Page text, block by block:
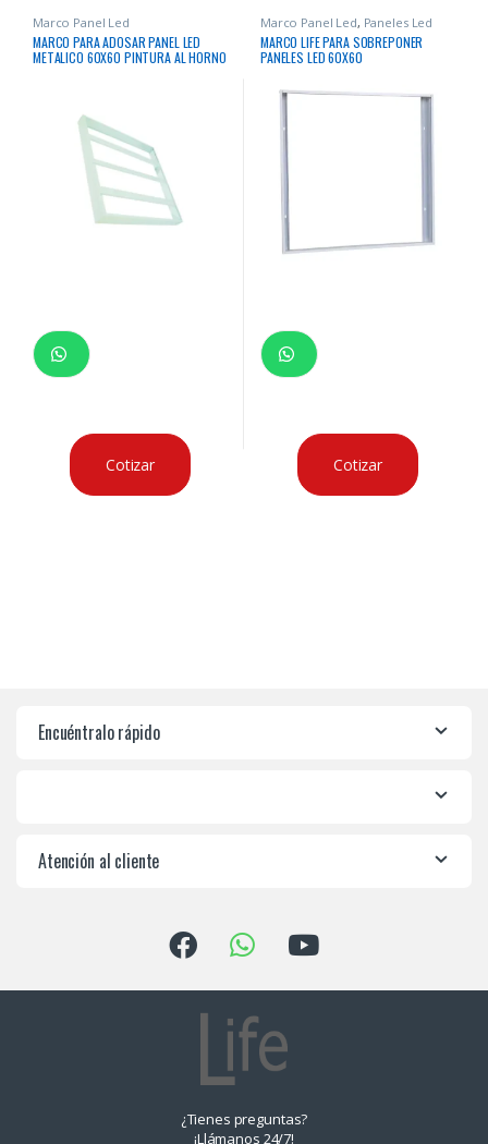
Marco Panel Led
MARCO PARA ADOSAR PANEL LED
METALICO 60X60 PINTURA AL HORNO
Cotizar
Marco Panel Led, Paneles Led
MARCO LIFE PARA SOBREPONER
PANELES LED 60X60
Cotizar
Encuéntralo rápido
Atención al cliente
¿Tienes preguntas?
¡Llámanos 24/7!